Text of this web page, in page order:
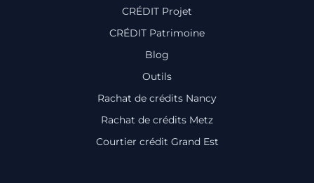
CRÉDIT Projet
CRÉDIT Patrimoine
Blog
Outils
Rachat de crédits Nancy
Rachat de crédits Metz
Courtier crédit Grand Est